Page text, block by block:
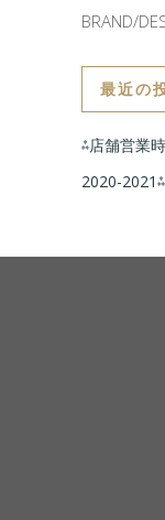
BRAND/
最近の
⁂店舗営業
2020-